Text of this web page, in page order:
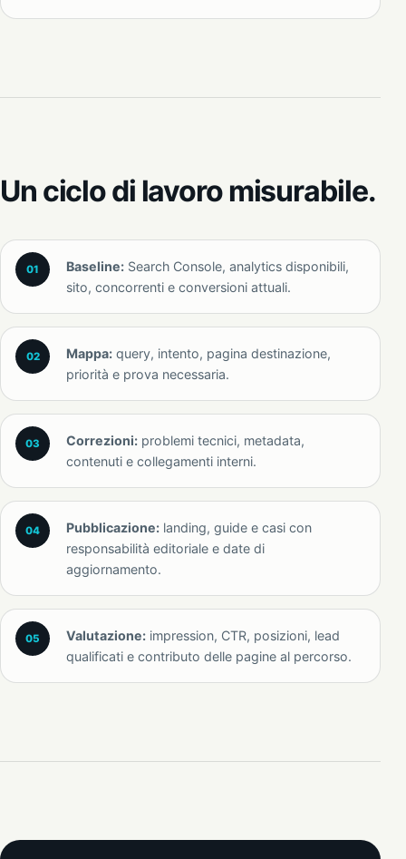
Un ciclo di lavoro misurabile.
Baseline: Search Console, analytics disponibili,
sito, concorrenti e conversioni attuali.
Mappa: query, intento, pagina destinazione,
priorità e prova necessaria.
Correzioni: problemi tecnici, metadata,
contenuti e collegamenti interni.
Pubblicazione: landing, guide e casi con
responsabilità editoriale e date di
aggiornamento.
Valutazione: impression, CTR, posizioni, lead
qualificati e contributo delle pagine al percorso.